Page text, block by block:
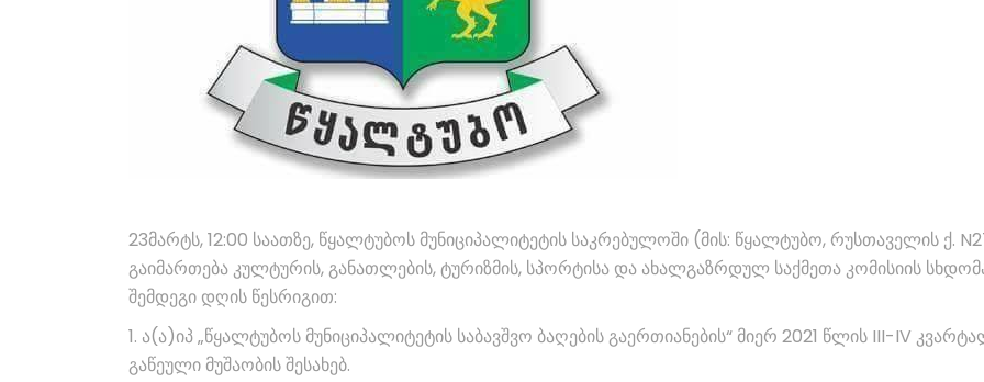
23მარტს, 12:00 საათზე, წყალტუბოს მუნიციპალიტეტის საკრებულოში (მის: წყალტუბო, რუსთაველის ქ.
გაიმართება კულტურის, განათლების, ტურიზმის, სპორტისა და ახალგაზრდულ საქმეთა კომისიის
შემდეგი დღის წესრიგით:
1. ა(ა)იპ „წყალტუბოს მუნიციპალიტეტის საბავშვო ბაღების გაერთიანების“ მიერ 2021 წლის III-IV
გაწეული მუშაობის შესახებ.